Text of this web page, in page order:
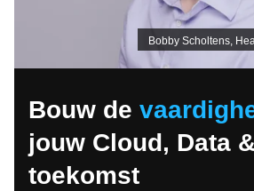
Bobby Scholtens,
Bouw de
jouw Cloud, Data
toekomst